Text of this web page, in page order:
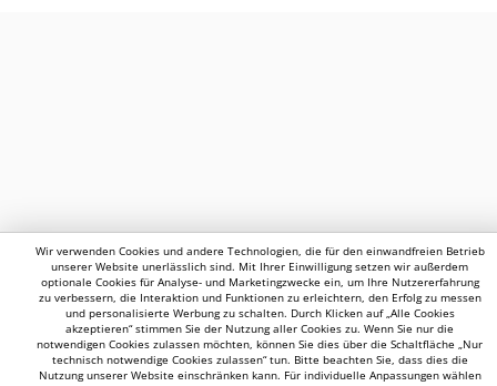
Wir verwenden Cookies und andere Technologien, die für den einwandfreien Betrieb
unserer Website unerlässlich sind. Mit Ihrer Einwilligung setzen wir außerdem
optionale Cookies für Analyse- und Marketingzwecke ein, um Ihre Nutzererfahrung
zu verbessern, die Interaktion und Funktionen zu erleichtern, den Erfolg zu messen
und personalisierte Werbung zu schalten. Durch Klicken auf „Alle Cookies
akzeptieren“ stimmen Sie der Nutzung aller Cookies zu. Wenn Sie nur die
notwendigen Cookies zulassen möchten, können Sie dies über die Schaltfläche „Nur
technisch notwendige Cookies zulassen“ tun. Bitte beachten Sie, dass dies die
Nutzung unserer Website einschränken kann. Für individuelle Anpassungen wählen